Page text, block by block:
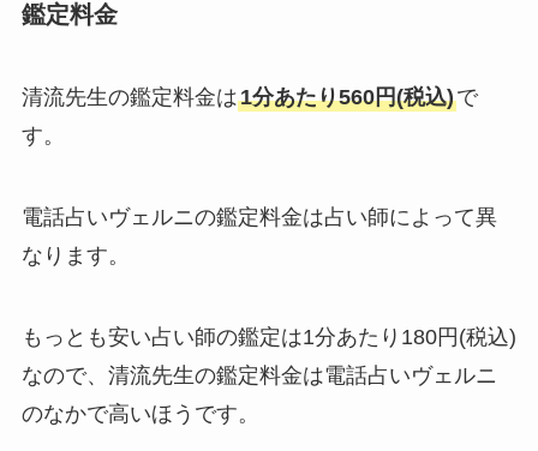
鑑定料金
清流先生の鑑定料金は1分あたり560円(税込)で
す。
電話占いヴェルニの鑑定料金は占い師によって異
なります。
もっとも安い占い師の鑑定は1分あたり180円(税込)
なので、清流先生の鑑定料金は電話占いヴェルニ
のなかで高いほうです。